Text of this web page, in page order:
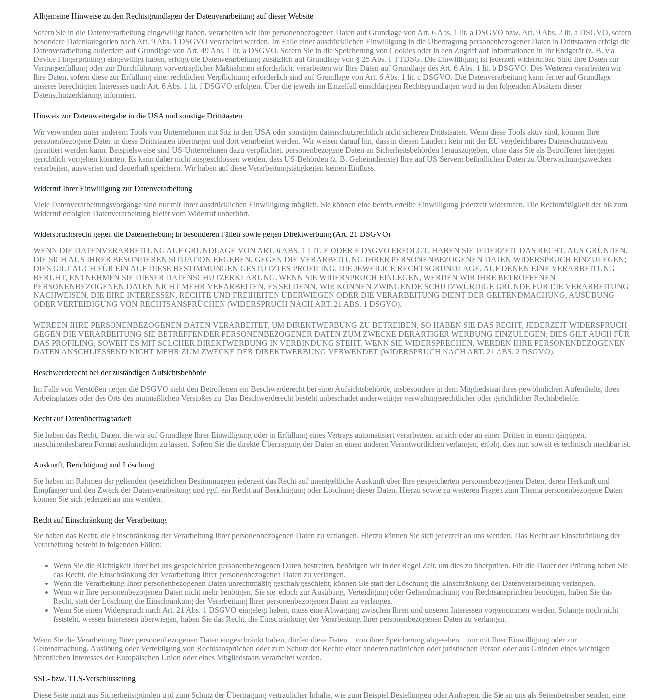
Allgemeine Hinweise zu den Rechtsgrundlagen der Datenverarbeitung auf dieser Website
Sofern Sie in die Datenverarbeitung eingewilligt haben, verarbeiten wir Ihre personenbezogenen Daten auf Grundlage von Art. 6 Abs. 1 lit. a DSGVO bzw. Art. 9 Abs. 2 lit. a DSGVO, sofern
besondere Datenkategorien nach Art. 9 Abs. 1 DSGVO verarbeitet werden. Im Falle einer ausdrücklichen Einwilligung in die Übertragung personenbezogener Daten in Drittstaaten erfolgt die
Datenverarbeitung außerdem auf Grundlage von Art. 49 Abs. 1 lit. a DSGVO. Sofern Sie in die Speicherung von Cookies oder in den Zugriff auf Informationen in Ihr Endgerät (z. B. via
Device-Fingerprinting) eingewilligt haben, erfolgt die Datenverarbeitung zusätzlich auf Grundlage von § 25 Abs. 1 TTDSG. Die Einwilligung ist jederzeit widerrufbar. Sind Ihre Daten zur
Vertragserfüllung oder zur Durchführung vorvertraglicher Maßnahmen erforderlich, verarbeiten wir Ihre Daten auf Grundlage des Art. 6 Abs. 1 lit. b DSGVO. Des Weiteren verarbeiten wir
Ihre Daten, sofern diese zur Erfüllung einer rechtlichen Verpflichtung erforderlich sind auf Grundlage von Art. 6 Abs. 1 lit. c DSGVO. Die Datenverarbeitung kann ferner auf Grundlage
unseres berechtigten Interesses nach Art. 6 Abs. 1 lit. f DSGVO erfolgen. Über die jeweils im Einzelfall einschlägigen Rechtsgrundlagen wird in den folgenden Absätzen dieser
Datenschutzerklärung informiert.
Hinweis zur Datenweitergabe in die USA und sonstige Drittstaaten
Wir verwenden unter anderem Tools von Unternehmen mit Sitz in den USA oder sonstigen datenschutzrechtlich nicht sicheren Drittstaaten. Wenn diese Tools aktiv sind, können Ihre
personenbezogene Daten in diese Drittstaaten übertragen und dort verarbeitet werden. Wir weisen darauf hin, dass in diesen Ländern kein mit der EU vergleichbares Datenschutzniveau
garantiert werden kann. Beispielsweise sind US-Unternehmen dazu verpflichtet, personenbezogene Daten an Sicherheitsbehörden herauszugeben, ohne dass Sie als Betroffener hiergegen
gerichtlich vorgehen könnten. Es kann daher nicht ausgeschlossen werden, dass US-Behörden (z. B. Geheimdienste) Ihre auf US-Servern befindlichen Daten zu Überwachungszwecken
verarbeiten, auswerten und dauerhaft speichern. Wir haben auf diese Verarbeitungstätigkeiten keinen Einfluss.
Widerruf Ihrer Einwilligung zur Datenverarbeitung
Viele Datenverarbeitungsvorgänge sind nur mit Ihrer ausdrücklichen Einwilligung möglich. Sie können eine bereits erteilte Einwilligung jederzeit widerrufen. Die Rechtmäßigkeit der bis zum
Widerruf erfolgten Datenverarbeitung bleibt vom Widerruf unberührt.
Widerspruchsrecht gegen die Datenerhebung in besonderen Fällen sowie gegen Direktwerbung (Art. 21 DSGVO)
WENN DIE DATENVERARBEITUNG AUF GRUNDLAGE VON ART. 6 ABS. 1 LIT. E ODER F DSGVO ERFOLGT, HABEN SIE JEDERZEIT DAS RECHT, AUS GRÜNDEN,
DIE SICH AUS IHRER BESONDEREN SITUATION ERGEBEN, GEGEN DIE VERARBEITUNG IHRER PERSONENBEZOGENEN DATEN WIDERSPRUCH EINZULEGEN;
DIES GILT AUCH FÜR EIN AUF DIESE BESTIMMUNGEN GESTÜTZTES PROFILING. DIE JEWEILIGE RECHTSGRUNDLAGE, AUF DENEN EINE VERARBEITUNG
BERUHT, ENTNEHMEN SIE DIESER DATENSCHUTZERKLÄRUNG. WENN SIE WIDERSPRUCH EINLEGEN, WERDEN WIR IHRE BETROFFENEN
PERSONENBEZOGENEN DATEN NICHT MEHR VERARBEITEN, ES SEI DENN, WIR KÖNNEN ZWINGENDE SCHUTZWÜRDIGE GRÜNDE FÜR DIE VERARBEITUNG
NACHWEISEN, DIE IHRE INTERESSEN, RECHTE UND FREIHEITEN ÜBERWIEGEN ODER DIE VERARBEITUNG DIENT DER GELTENDMACHUNG, AUSÜBUNG
ODER VERTEIDIGUNG VON RECHTSANSPRÜCHEN (WIDERSPRUCH NACH ART. 21 ABS. 1 DSGVO).
WERDEN IHRE PERSONENBEZOGENEN DATEN VERARBEITET, UM DIREKTWERBUNG ZU BETREIBEN, SO HABEN SIE DAS RECHT, JEDERZEIT WIDERSPRUCH
GEGEN DIE VERARBEITUNG SIE BETREFFENDER PERSONENBEZOGENER DATEN ZUM ZWECKE DERARTIGER WERBUNG EINZULEGEN; DIES GILT AUCH FÜR
DAS PROFILING, SOWEIT ES MIT SOLCHER DIREKTWERBUNG IN VERBINDUNG STEHT. WENN SIE WIDERSPRECHEN, WERDEN IHRE PERSONENBEZOGENEN
DATEN ANSCHLIESSEND NICHT MEHR ZUM ZWECKE DER DIREKTWERBUNG VERWENDET (WIDERSPRUCH NACH ART. 21 ABS. 2 DSGVO).
Beschwerde­recht bei der zuständigen Aufsichts­behörde
Im Falle von Verstößen gegen die DSGVO steht den Betroffenen ein Beschwerderecht bei einer Aufsichtsbehörde, insbesondere in dem Mitgliedstaat ihres gewöhnlichen Aufenthalts, ihres
Arbeitsplatzes oder des Orts des mutmaßlichen Verstoßes zu. Das Beschwerderecht besteht unbeschadet anderweitiger verwaltungsrechtlicher oder gerichtlicher Rechtsbehelfe.
Recht auf Daten­übertrag­barkeit
Sie haben das Recht, Daten, die wir auf Grundlage Ihrer Einwilligung oder in Erfüllung eines Vertrags automatisiert verarbeiten, an sich oder an einen Dritten in einem gängigen,
maschinenlesbaren Format aushändigen zu lassen. Sofern Sie die direkte Übertragung der Daten an einen anderen Verantwortlichen verlangen, erfolgt dies nur, soweit es technisch machbar ist.
Auskunft, Berichtigung und Löschung
Sie haben im Rahmen der geltenden gesetzlichen Bestimmungen jederzeit das Recht auf unentgeltliche Auskunft über Ihre gespeicherten personenbezogenen Daten, deren Herkunft und
Empfänger und den Zweck der Datenverarbeitung und ggf. ein Recht auf Berichtigung oder Löschung dieser Daten. Hierzu sowie zu weiteren Fragen zum Thema personenbezogene Daten
können Sie sich jederzeit an uns wenden.
Recht auf Einschränkung der Verarbeitung
Sie haben das Recht, die Einschränkung der Verarbeitung Ihrer personenbezogenen Daten zu verlangen. Hierzu können Sie sich jederzeit an uns wenden. Das Recht auf Einschränkung der
Verarbeitung besteht in folgenden Fällen:
Wenn Sie die Richtigkeit Ihrer bei uns gespeicherten personenbezogenen Daten bestreiten, benötigen wir in der Regel Zeit, um dies zu überprüfen. Für die Dauer der Prüfung haben Sie
das Recht, die Einschränkung der Verarbeitung Ihrer personenbezogenen Daten zu verlangen.
Wenn die Verarbeitung Ihrer personenbezogenen Daten unrechtmäßig geschah/geschieht, können Sie statt der Löschung die Einschränkung der Datenverarbeitung verlangen.
Wenn wir Ihre personenbezogenen Daten nicht mehr benötigen, Sie sie jedoch zur Ausübung, Verteidigung oder Geltendmachung von Rechtsansprüchen benötigen, haben Sie das
Recht, statt der Löschung die Einschränkung der Verarbeitung Ihrer personenbezogenen Daten zu verlangen.
Wenn Sie einen Widerspruch nach Art. 21 Abs. 1 DSGVO eingelegt haben, muss eine Abwägung zwischen Ihren und unseren Interessen vorgenommen werden. Solange noch nicht
feststeht, wessen Interessen überwiegen, haben Sie das Recht, die Einschränkung der Verarbeitung Ihrer personenbezogenen Daten zu verlangen.
Wenn Sie die Verarbeitung Ihrer personenbezogenen Daten eingeschränkt haben, dürfen diese Daten – von ihrer Speicherung abgesehen – nur mit Ihrer Einwilligung oder zur
Geltendmachung, Ausübung oder Verteidigung von Rechtsansprüchen oder zum Schutz der Rechte einer anderen natürlichen oder juristischen Person oder aus Gründen eines wichtigen
öffentlichen Interesses der Europäischen Union oder eines Mitgliedstaats verarbeitet werden.
SSL- bzw. TLS-Verschlüsselung
Diese Seite nutzt aus Sicherheitsgründen und zum Schutz der Übertragung vertraulicher Inhalte, wie zum Beispiel Bestellungen oder Anfragen, die Sie an uns als Seitenbetreiber senden, eine